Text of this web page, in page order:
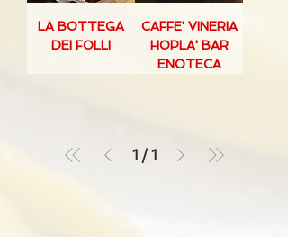
LA BOTTEGA
DEI FOLLI
CAFFE' VINERIA
HOPLA' BAR
ENOTECA
1 / 1